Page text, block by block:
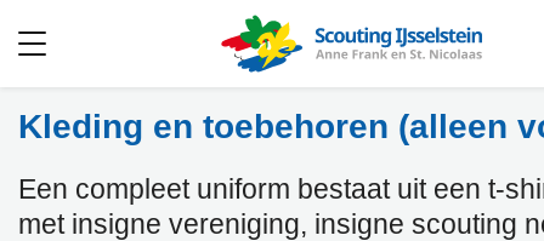
Open
Kleding en toebehoren (alleen
Een compleet uniform bestaat uit een t-
met insigne vereniging, insigne scouting